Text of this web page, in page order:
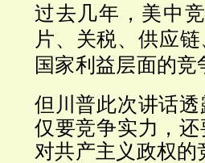
过去几年，美中
片、关税、供应链
国家利益层面的竞
但川普此次讲话
仅要竞争实力，
对共产主义政权